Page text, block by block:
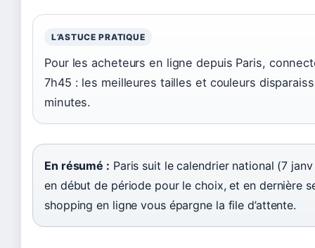
L’ASTUCE PRATIQUE
Pour les acheteurs en ligne depuis Paris,
7h45 : les meilleures tailles et couleurs
minutes.
En résumé : Paris suit le calendrier national (7
en début de période pour le choix, et en dernière
shopping en ligne vous épargne la file d’attente.